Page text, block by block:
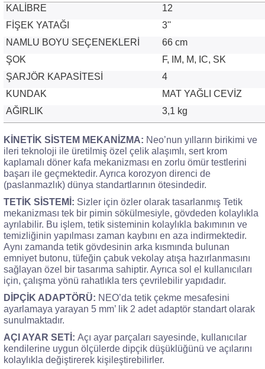
KALİBRE
12
FİŞEK YATAĞI
3''
NAMLU BOYU SEÇENEKLERİ
66 cm
ŞOK
F, IM, M, IC, SK
ŞARJÖR KAPASİTESİ
4
KUNDAK
MAT YAĞLI CEVİZ
AĞIRLIK
3,1 kg
KİNETİK SİSTEM MEKANİZMA: Neo’nun yılların birikimi ve
ileri teknoloji ile üretilmiş özel çelik alaşımlı, sert krom
kaplamalı döner kafa mekanizması en zorlu ömür testlerini
başarı ile geçmektedir. Ayrıca korozyon direnci de
(paslanmazlık) dünya standartlarının ötesindedir.
TETİK SİSTEMİ: Sizler için özler olarak tasarlanmış Tetik
mekanizması tek bir pimin sökülmesiyle, gövdeden kolaylıkla
ayrılabilir. Bu işlem, tetik sisteminin kolaylıkla bakımının ve
temizliğinin yapılması zaman kaybını en aza indirmektedir.
Aynı zamanda tetik gövdesinin arka kısmında bulunan
emniyet butonu, tüfeğin çabuk vekolay atışa hazırlanmasını
sağlayan özel bir tasarıma sahiptir. Ayrıca sol el kullanıcıları
için, çalışma yönü rahatlıkla ters çevrilebilir yapıdadır.
DİPÇİK ADAPTÖRÜ: NEO’da tetik çekme mesafesini
ayarlamaya yarayan 5 mm’ lik 2 adet adaptör standart olarak
sunulmaktadır.
AÇI AYAR SETİ: Açı ayar parçaları sayesinde, kullanıcılar
kendilerine uygun ölçülerde dipçik düşüklüğünü ve açılarını
kolaylıkla değiştirerek kişileştirebilirler.